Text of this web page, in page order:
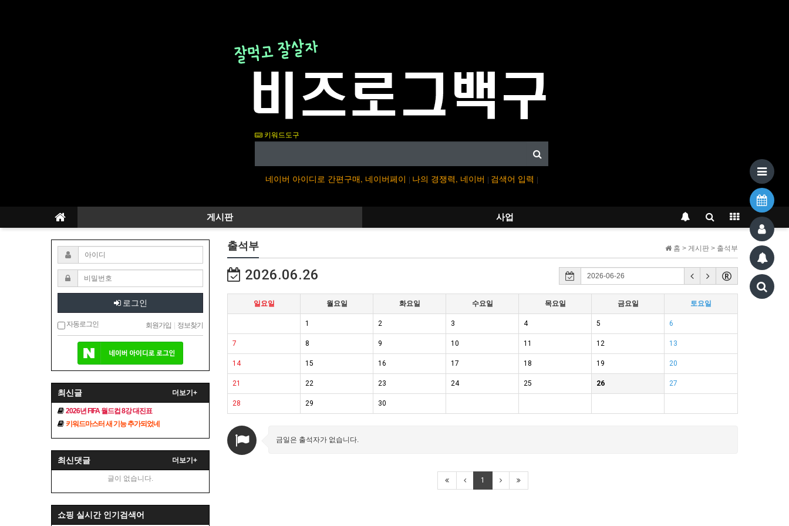
키워드도구
네이버 아이디로 간편구매, 네이버페이 | 나의 경쟁력, 네이버 | 검색어 입력 |
게시판 사업
홈 > 게시판 > 출석부
출석부
2026.06.26
일요일 월요일 화요일 수요일 목요일 금요일 토요일
1 2 3 4 5 6
7 8 9 10 11 12 13
14 15 16 17 18 19 20
21 22 23 24 25 26 27
28 29 30
금일은 출석자가 없습니다.
1
로그인
자동로그인 회원가입 정보찾기
최신글 더보기+
2026년 FIFA 월드컵 8강 대진표
키워드마스터 새 기능 추가되었네
최신댓글 더보기+
글이 없습니다.
쇼핑 실시간 인기검색어